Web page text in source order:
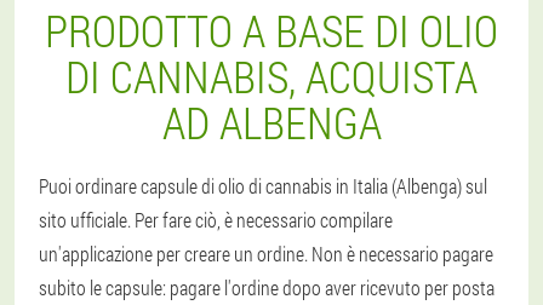
PRODOTTO A BASE DI OLIO
DI CANNABIS, ACQUISTA
AD ALBENGA
Puoi ordinare capsule di olio di cannabis in Italia (Albenga) sul
sito ufficiale. Per fare ciò, è necessario compilare
un'applicazione per creare un ordine. Non è necessario pagare
subito le capsule: pagare l'ordine dopo aver ricevuto per posta